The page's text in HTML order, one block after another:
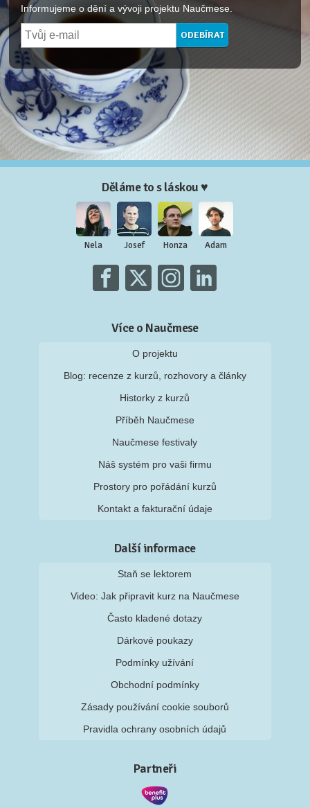
Informujeme o dění a vývoji projektu Naučmese.
Děláme to s láskou ♥
Nela Josef Honza Adam
Více o Naučmese
O projektu
Blog: recenze z kurzů, rozhovory a články
Historky z kurzů
Příběh Naučmese
Naučmese festivaly
Náš systém pro vaši firmu
Prostory pro pořádání kurzů
Kontakt a fakturační údaje
Další informace
Staň se lektorem
Video: Jak připravit kurz na Naučmese
Často kladené dotazy
Dárkové poukazy
Podmínky užívání
Obchodní podmínky
Zásady používání cookie souborů
Pravidla ochrany osobních údajů
Partneři